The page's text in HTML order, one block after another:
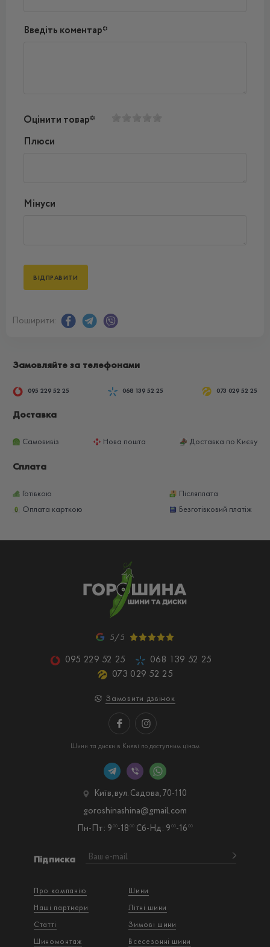
Введіть коментар*
Оцінити товар*
Плюси
Мінуси
Поширити:
Замовляйте за телефонами
095 229 52 25 068 139 52 25 073 029 52 25
Доставка
Самовивіз Нова пошта Доставка по Києву
Сплата
Готівкою
Післяплата
Оплата карткою
Безготівковий платіж
5/5
095 229 52 25
068 139 52 25
073 029 52 25
Замовити дзвінок
Шини та диски в Києві по доступним цінам
Про компанію
Наші партнери
Статті
Шиномонтаж
Шини
Літні шини
Зимові шини
Всесезонні шини
Підписка
Київ, вул. Садова, 70-110
Пн-Пт: 9 00-18 00 Сб-Нд: 9 00-16 00
goroshinashina@gmail.com